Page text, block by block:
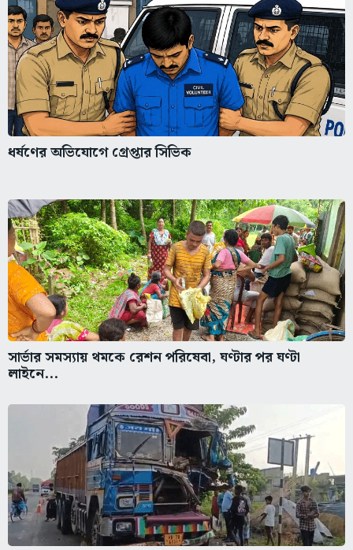
ধর্ষণের অভিযোগে গ্রেপ্তার সিভিক
সার্ভার সমস্যায় থমকে রেশন পরিষেবা, ঘণ্টার পর ঘণ্টা
লাইনে...